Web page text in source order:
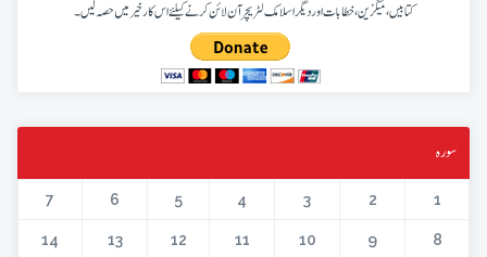
کتابیں، میگزین، خطابات اور دیگر اسلامک لٹریچر آن لائن کرنے کیلئے اس کار خیر میں حصہ لیں۔
سورہ
1
2
3
4
5
6
7
8
9
10
11
12
13
14